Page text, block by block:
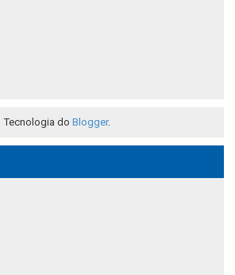
Tecnologia do Blogger.